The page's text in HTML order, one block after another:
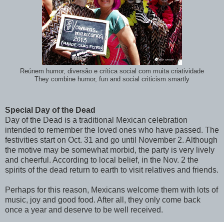
Reúnem humor, diversão e crítica social com muita criatividade
They combine humor, fun and social criticism smartly
Special Day of the Dead
Day of the Dead is a traditional Mexican celebration
intended to remember the loved ones who have passed. The
festivities start on Oct. 31 and go until November 2. Although
the motive may be somewhat morbid, the party is very lively
and cheerful. According to local belief, in the Nov. 2 the
spirits of the dead return to earth to visit relatives and friends.
Perhaps for this reason, Mexicans welcome them with lots of
music, joy and good food. After all, they only come back
once a year and deserve to be well received.